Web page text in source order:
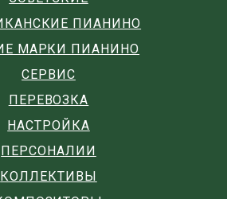
ПИАНИНО
МАРКИ ПИАНИНО
СЕРВИС
ПЕРЕВОЗКА
НАСТРОЙКА
ПЕРСОНАЛИИ
КОЛЛЕКТИВЫ